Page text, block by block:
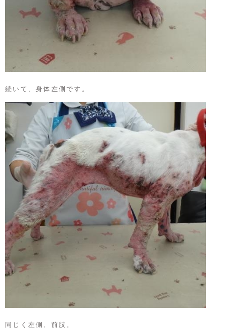
続いて、身体左側です。
同じく左側、前肢。